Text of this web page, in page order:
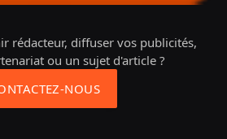
rédacteur, diffuser vos publicités,
ou un sujet d'article ?
NOUS